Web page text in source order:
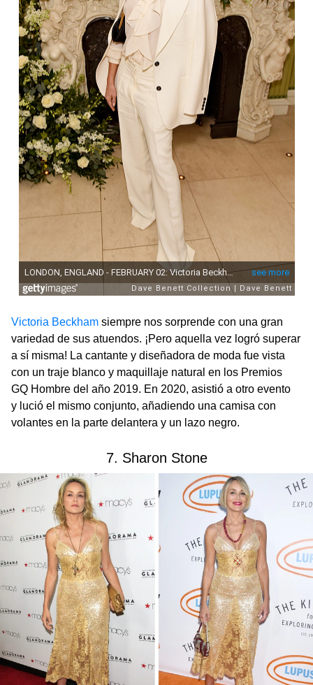
Victoria Beckham siempre nos sorprende con una gran
variedad de sus atuendos. ¡Pero aquella vez logró superar
a sí misma! La cantante y diseñadora de moda fue vista
con un traje blanco y maquillaje natural en los Premios
GQ Hombre del año 2019. En 2020, asistió a otro evento
y lució el mismo conjunto, añadiendo una camisa con
volantes en la parte delantera y un lazo negro.
7. Sharon Stone